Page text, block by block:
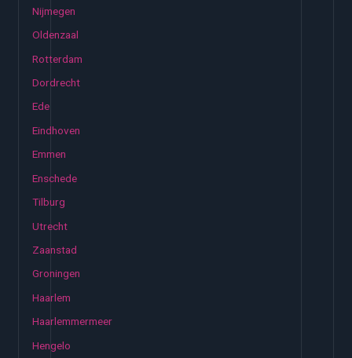
Nijmegen
Oldenzaal
Rotterdam
Dordrecht
Ede
Eindhoven
Emmen
Enschede
Tilburg
Utrecht
Zaanstad
Groningen
Haarlem
Haarlemmermeer
Hengelo